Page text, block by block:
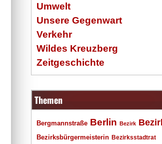
Umwelt
Unsere Gegenwart
Verkehr
Wildes Kreuzberg
Zeitgeschichte
Themen
Bergmannstraße Berlin Bezirk
Bezirksbürgermeisterin Bezirksstadtrat